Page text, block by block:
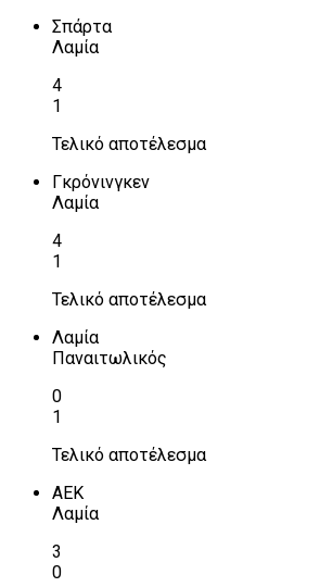
Σπάρτα
Λαμία
4
1
Τελικό αποτέλεσμα
Γκρόνινγκεν
Λαμία
4
1
Τελικό αποτέλεσμα
Λαμία
Παναιτωλικός
0
1
Τελικό αποτέλεσμα
ΑΕΚ
Λαμία
3
0